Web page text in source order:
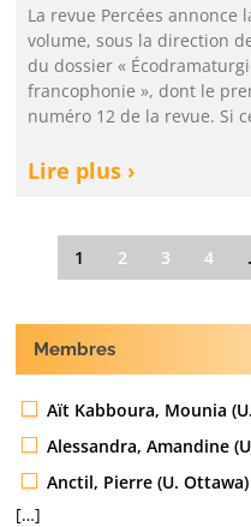
La revue Percées
volume, sous la direction
du dossier «
francophonie », dont le
numéro 12 de la revue. Si
Lire plus ›
1 2 3 4
Membres
Aït Kabboura, Mounia
Alessandra, Amandine
Anctil, Pierre (U. Ottawa)
[…]